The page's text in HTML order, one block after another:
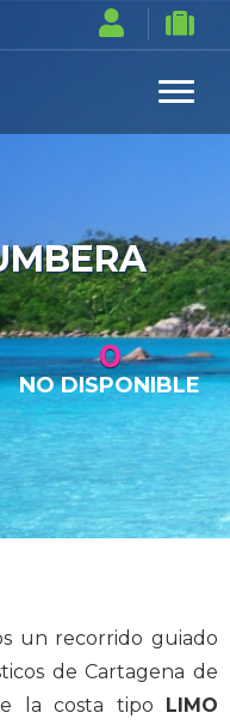
0
NO DISPONIBLE
un recorrido guiado
de Cartagena de
la costa tipo LIMO